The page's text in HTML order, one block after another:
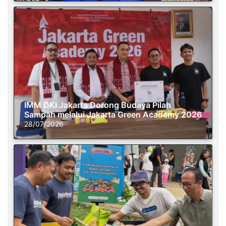
IMM DKI Jakarta Dorong Budaya Pilah
Sampah melalui Jakarta Green Academy 2026
28/07/2026